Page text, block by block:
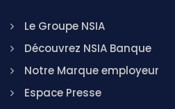
Le Groupe NSIA
Découvrez NSIA Banque
Notre Marque employeur
Espace Presse